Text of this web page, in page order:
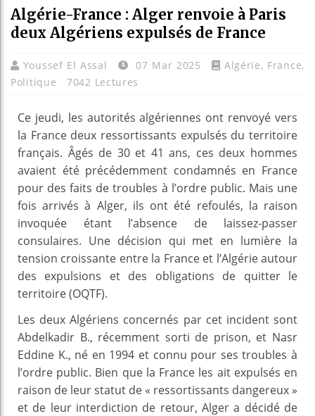
Algérie-France : Alger renvoie à Paris
deux Algériens expulsés de France
Youssef El Assal 07 Mar 2025 Algérie, France,
Politique
7042 Lectures
Ce jeudi, les autorités algériennes ont renvoyé vers
la France deux ressortissants expulsés du territoire
français. Âgés de 30 et 41 ans, ces deux hommes
avaient été précédemment condamnés en France
pour des faits de troubles à l’ordre public. Mais une
fois arrivés à Alger, ils ont été refoulés, la raison
invoquée étant l’absence de laissez-passer
consulaires. Une décision qui met en lumière la
tension croissante entre la France et l’Algérie autour
des expulsions et des obligations de quitter le
territoire (OQTF).
Les deux Algériens concernés par cet incident sont
Abdelkadir B., récemment sorti de prison, et Nasr
Eddine K., né en 1994 et connu pour ses troubles à
l’ordre public. Bien que la France les ait expulsés en
raison de leur statut de « ressortissants dangereux »
et de leur interdiction de retour, Alger a décidé de